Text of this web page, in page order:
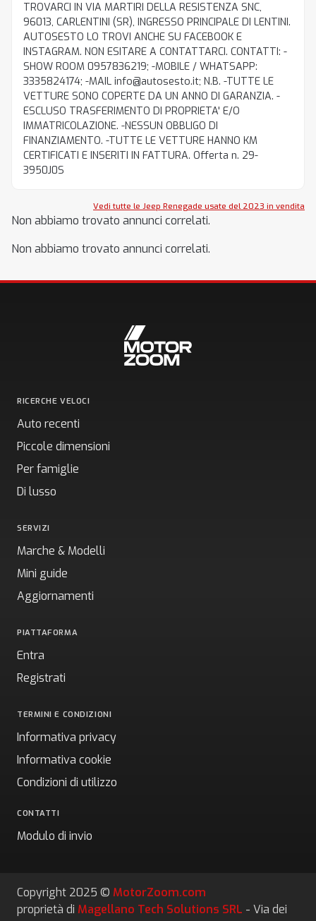
TROVARCI IN VIA MARTIRI DELLA RESISTENZA SNC,
96013, CARLENTINI (SR), INGRESSO PRINCIPALE DI LENTINI.
AUTOSESTO LO TROVI ANCHE SU FACEBOOK E
INSTAGRAM. NON ESITARE A CONTATTARCI. CONTATTI: -
SHOW ROOM 0957836219; -MOBILE / WHATSAPP:
3335824174; -MAIL info@autosesto.it; N.B. -TUTTE LE
VETTURE SONO COPERTE DA UN ANNO DI GARANZIA. -
ESCLUSO TRASFERIMENTO DI PROPRIETA' E/O
IMMATRICOLAZIONE. -NESSUN OBBLIGO DI
FINANZIAMENTO. -TUTTE LE VETTURE HANNO KM
CERTIFICATI E INSERITI IN FATTURA. Offerta n. 29-
3950J0S
Vedi tutte le Jeep Renegade usate del 2023 in vendita
Non abbiamo trovato annunci correlati.
Non abbiamo trovato annunci correlati.
RICERCHE VELOCI
Auto recenti
Piccole dimensioni
Per famiglie
Di lusso
SERVIZI
Marche & Modelli
Mini guide
Aggiornamenti
PIATTAFORMA
Entra
Registrati
TERMINI E CONDIZIONI
Informativa privacy
Informativa cookie
Condizioni di utilizzo
CONTATTI
Modulo di invio
Copyright 2025 © MotorZoom.com
proprietà di Magellano Tech Solutions SRL - Via dei